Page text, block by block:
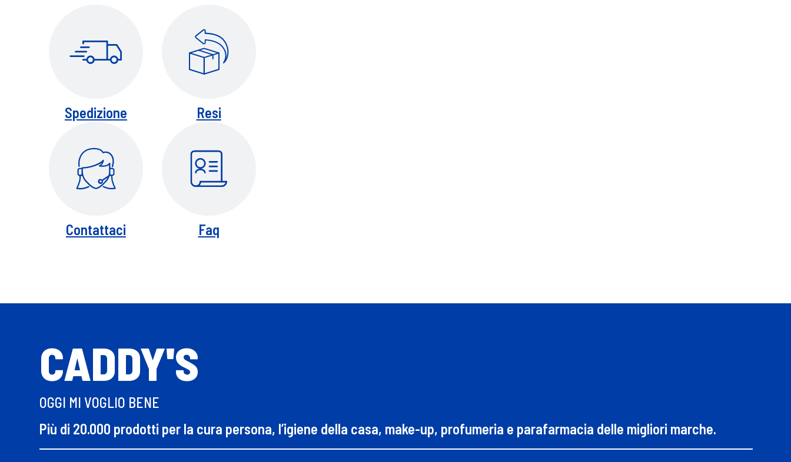
Spedizione Resi
Contattaci Faq
CADDY'S
OGGI MI VOGLIO BENE
Più di 20.000 prodotti per la cura persona, l’igiene della casa, make-up, profumeria e parafarmacia delle migliori marche.